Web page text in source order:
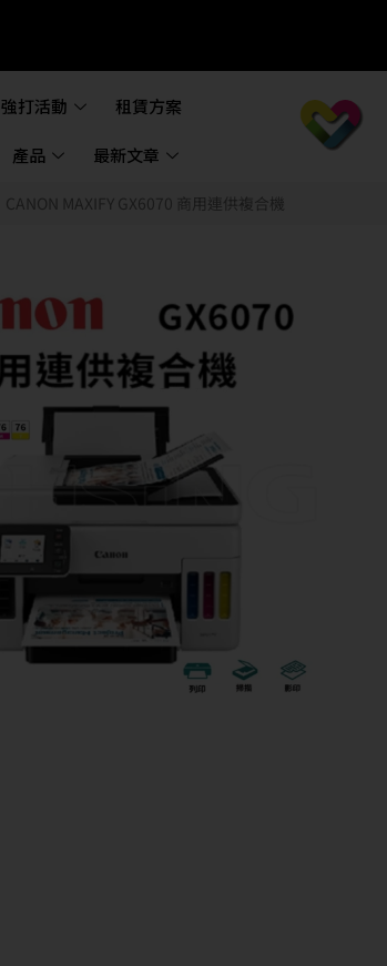
強打活動 租賃方案
產品 最新文章
CANON MAXIFY GX6070 商用連供複合機